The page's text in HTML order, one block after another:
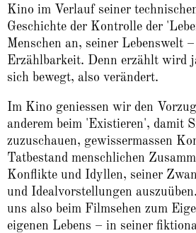
Kino im Verlauf seiner
Geschichte der Kontrolle der
Menschen an, seiner Lebenswelt
Erzählbarkeit. Denn erzählt wird
sich bewegt, also verändert.
Im Kino geniessen wir den
anderem beim 'Existieren', damit
zuzuschauen, gewissermassen
Tatbestand menschlichen
Konflikte und Idyllen, seiner
und Idealvorstellungen
uns also beim Filmsehen zum
eigenen Lebens – in seiner